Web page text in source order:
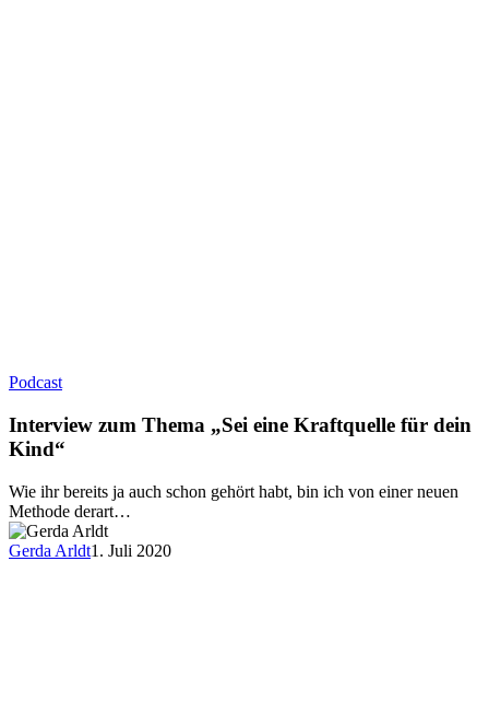
Podcast
Interview zum Thema „Sei eine Kraftquelle für dein
Kind“
Wie ihr bereits ja auch schon gehört habt, bin ich von einer neuen
Methode derart…
Gerda Arldt1. Juli 2020